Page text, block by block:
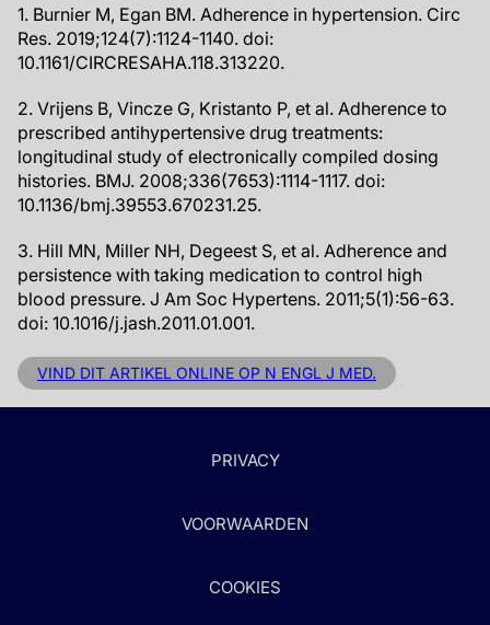
1. Burnier M, Egan BM. Adherence in hypertension. Circ
Res. 2019;124(7):1124-1140. doi:
10.1161/CIRCRESAHA.118.313220.
2. Vrijens B, Vincze G, Kristanto P, et al. Adherence to
prescribed antihypertensive drug treatments:
longitudinal study of electronically compiled dosing
histories. BMJ. 2008;336(7653):1114-1117. doi:
10.1136/bmj.39553.670231.25.
3. Hill MN, Miller NH, Degeest S, et al. Adherence and
persistence with taking medication to control high
blood pressure. J Am Soc Hypertens. 2011;5(1):56-63.
doi: 10.1016/j.jash.2011.01.001.
VIND DIT ARTIKEL ONLINE OP N ENGL J MED.
PRIVACY
VOORWAARDEN
COOKIES